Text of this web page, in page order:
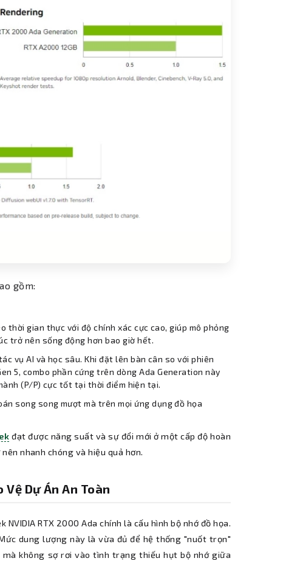
gồm:
thời gian thực với độ chính xác cực cao, giúp mô phỏng
trở nên sống động hơn bao giờ hết.
vụ AI và học sâu. Khi đặt lên bàn cân so với phiên
5, combo phần cứng trên dòng Ada Generation này
(P/P) cực tốt tại thời điểm hiện tại.
song song mượt mà trên mọi ứng dụng đồ họa
đạt được năng suất và sự đổi mới ở một cấp độ hoàn
nhanh chóng và hiệu quả hơn.
Vệ Dự Án An Toàn
RTX 2000 Ada chính là cấu hình bộ nhớ đồ họa.
dung lượng này là vừa đủ để hệ thống "nuốt trọn"
không sợ rơi vào tình trạng thiếu hụt bộ nhớ giữa